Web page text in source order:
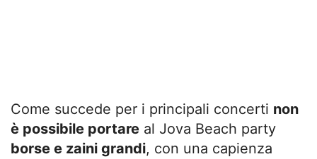
Come succede per i principali concerti non
è possibile portare al Jova Beach party
borse e zaini grandi, con una capienza